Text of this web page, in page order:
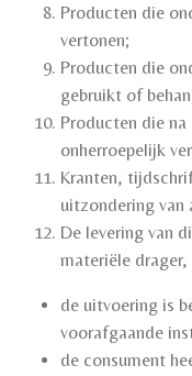
Producten die
vertonen;
Producten die
gebruikt of
Producten die
onherroepelijk
Kranten,
uitzondering van
De levering van
materiële drager,
de uitvoering is
voorafgaande
de consument